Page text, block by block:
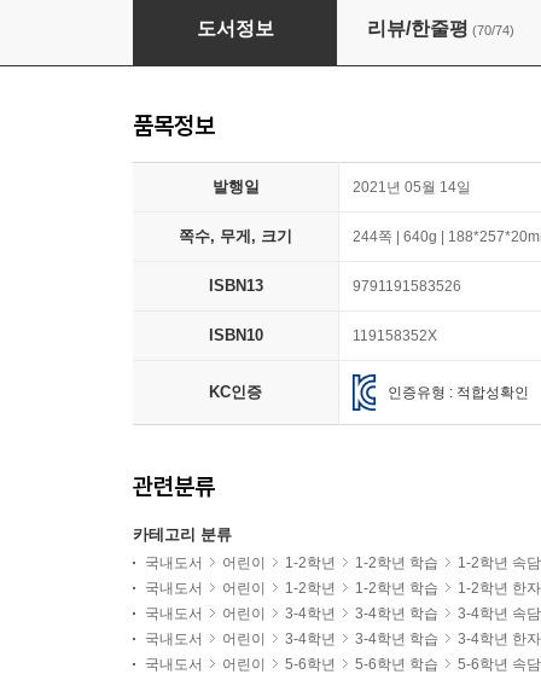
초등 사자소학
도서정보 리뷰/한줄평 (70/74)
품목정보
발행일 2021년 05월 14일
쪽수, 무게, 크기 244쪽 | 640g |
ISBN13 9791191583526
ISBN10 119158352X
KC인증 인증유형 : 적합성확인
관련분류
카테고리 분류
국내도서 어린이 1-2학년 1-2학년 학습
1-2학년 속
국내도서
어린이 1-2학년 1-2학년 학습
1-2학년 한자
국내도서
어린이 3-4학년 3-4학년 학습
3-4학년 속
국내도서
어린이 3-4학년 3-4학년 학습
3-4학년 한자
국내도서
어린이 5-6학년 5-6학년 학습
5-6학년 속